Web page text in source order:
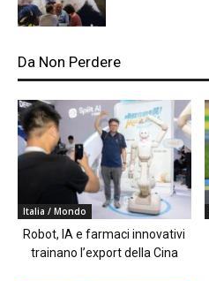
Da Non Perdere
Italia / Mondo
Robot, IA e farmaci innovativi
trainano l’export della Cina